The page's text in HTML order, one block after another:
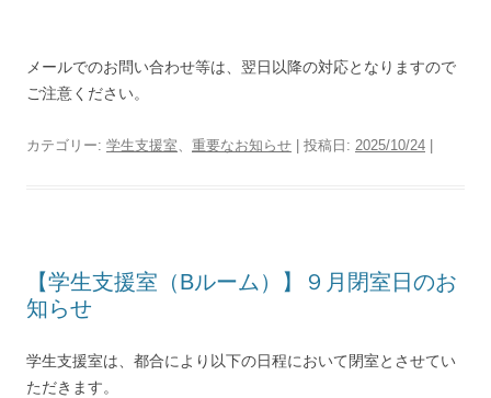
メールでのお問い合わせ等は、翌日以降の対応となりますので
ご注意ください。
カテゴリー: 学生支援室、 重要なお知らせ | 投稿日: 2025/10/24
【学生支援室（Bルーム）】９月閉室日のお
知らせ
学生支援室は、都合により以下の日程において閉室とさせてい
ただきます。